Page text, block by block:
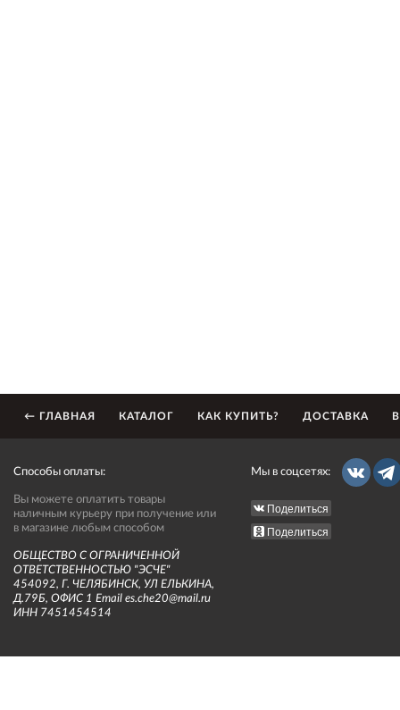
← ГЛАВНАЯ КАТАЛОГ КАК КУПИТЬ? ДОСТАВКА
Способы оплаты:
Вы можете оплатить товары
наличным курьеру при получение или
в магазине любым способом
ОБЩЕСТВО С ОГРАНИЧЕННОЙ
ОТВЕТСТВЕННОСТЬЮ "ЭСЧЕ"
454092, Г. ЧЕЛЯБИНСК, УЛ ЕЛЬКИНА,
Д.79Б, ОФИС 1 Email es.che20@mail.ru
ИНН 7451454514
Мы в соцсетях:
Поделиться
Поделиться